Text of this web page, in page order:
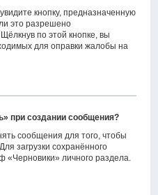
кнопку, предназначенную
это разрешено
по этой кнопке, вы
для оправки жалобы на
при создании сообщения?
сообщения для того, чтобы
загрузки сохранённого
«Черновики» личного раздела.